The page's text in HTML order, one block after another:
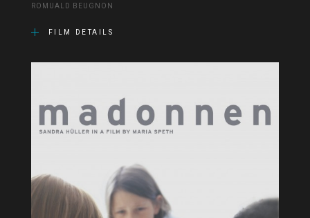
ROMUALD BEUGNON
FILM DETAILS